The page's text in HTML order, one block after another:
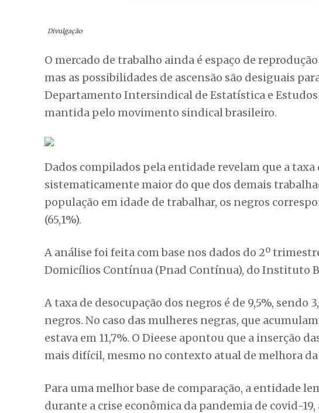
Divulgação
O mercado de trabalho ainda é espaço de
mas as possibilidades de ascensão são desiguais
Departamento Intersindical de Estatística e
mantida pelo movimento sindical brasileiro.
Dados compilados pela entidade revelam que a taxa
sistematicamente maior do que dos demais
população em idade de trabalhar, os negros
(65,1%).
A análise foi feita com base nos dados do 2º
Domicílios Contínua (Pnad Contínua), do Instituto
A taxa de desocupação dos negros é de 9,5%,
negros. No caso das mulheres negras, que
estava em 11,7%. O Dieese apontou que a inserção
mais difícil, mesmo no contexto atual de melhora
Para uma melhor base de comparação, a entidade
durante a crise econômica da pandemia de covid-